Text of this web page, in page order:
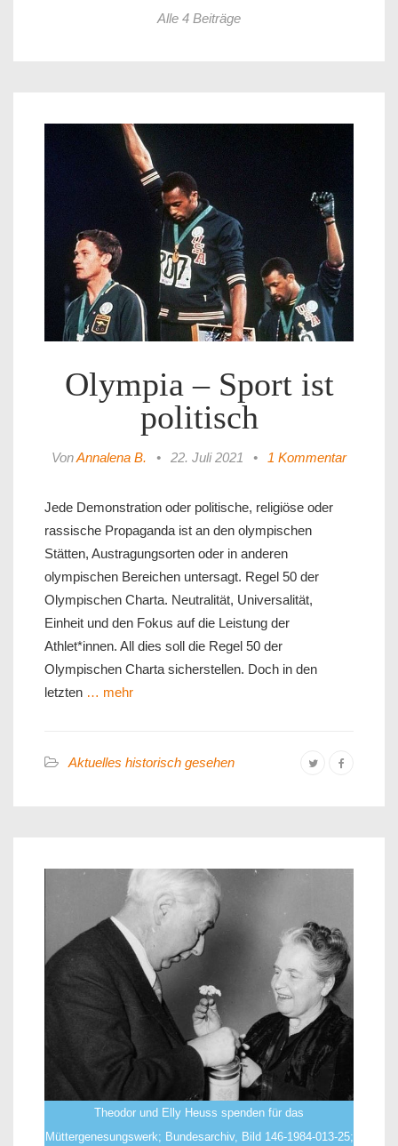
Alle 4 Beiträge
Olympia – Sport ist
politisch
VonAnnalena B. • 22. Juli 2021 • 1 Kommentar
Jede Demonstration oder politische, religiöse oder
rassische Propaganda ist an den olympischen
Stätten, Austragungsorten oder in anderen
olympischen Bereichen untersagt. Regel 50 der
Olympischen Charta. Neutralität, Universalität,
Einheit und den Fokus auf die Leistung der
Athlet*innen. All dies soll die Regel 50 der
Olympischen Charta sicherstellen. Doch in den
letzten … mehr
Aktuelles historisch gesehen
Theodor und Elly Heuss spenden für das
Müttergenesungswerk; Bundesarchiv, Bild 146-1984-013-25;